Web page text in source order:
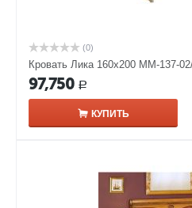
(0)
Кровать Лика 160х200 ММ-137-
97,750 Р
КУПИТЬ